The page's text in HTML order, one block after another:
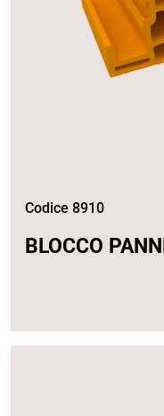
Codice 8910
BLOCCO